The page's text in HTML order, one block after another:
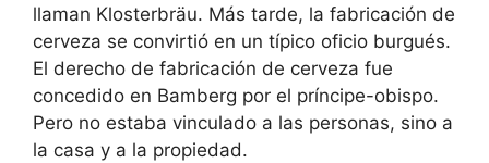
llaman Klosterbräu. Más tarde, la fabricación de
cerveza se convirtió en un típico oficio burgués.
El derecho de fabricación de cerveza fue
concedido en Bamberg por el príncipe-obispo.
Pero no estaba vinculado a las personas, sino a
la casa y a la propiedad.